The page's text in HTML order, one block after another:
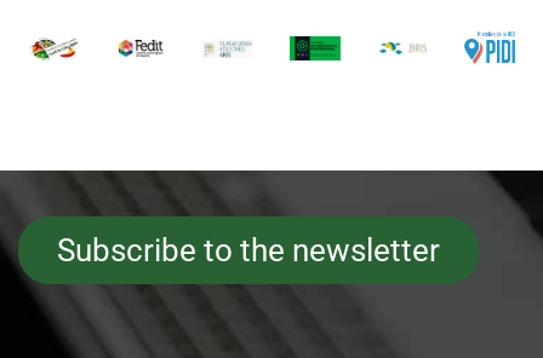
Subscribe to the newsletter